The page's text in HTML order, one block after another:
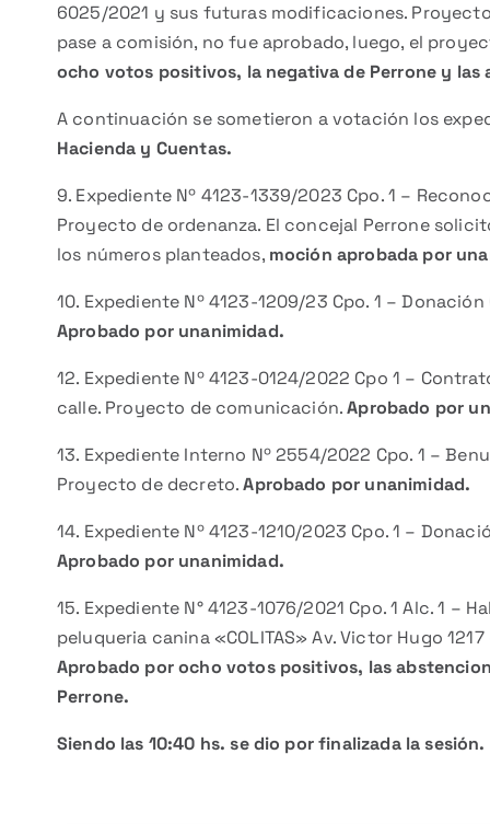
6025/2021 y sus futuras modificaciones.
pase a comisión, no fue aprobado, luego, el
ocho votos positivos, la negativa de Perrone y las
A continuación se sometieron a votación los
Hacienda y Cuentas.
9. Expediente Nº 4123-1339/2023 Cpo. 1 –
Proyecto de ordenanza. El concejal Perrone
los números planteados, moción aprobada por
10. Expediente Nº 4123-1209/23 Cpo. 1 –
Aprobado por unanimidad.
12. Expediente Nº 4123-0124/2022 Cpo 1 –
calle. Proyecto de comunicación.Aprobado por
13. Expediente Interno Nº 2554/2022 Cpo. 1 –
Proyecto de decreto.Aprobado por unanimidad.
14. Expediente Nº 4123-1210/2023 Cpo. 1 –
Aprobado por unanimidad.
15. Expediente N° 4123-1076/2021 Cpo. 1 Alc. 1
peluqueria canina «COLITAS» Av. Victor Hugo
Aprobado por ocho votos positivos, las
Perrone.
Siendo las 10:40 hs. se dio por finalizada la sesión.